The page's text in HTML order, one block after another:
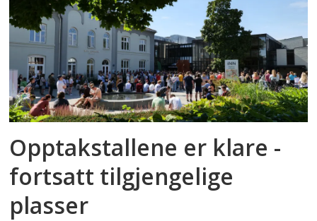
Opptakstallene er klare -
fortsatt tilgjengelige
plasser